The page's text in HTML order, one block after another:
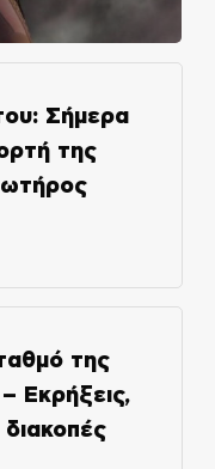
Σήμερα
της
της
Εκρήξεις,